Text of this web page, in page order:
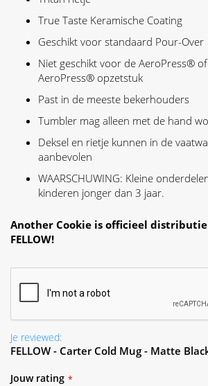
True Taste Keramische Coating
Geschikt voor standaard Pour-Over
Niet geschikt voor de AeroPress®
AeroPress® opzetstuk
Past in de meeste bekerhouders
Tumbler mag alleen met de hand
Deksel en rietje kunnen in de
aanbevolen
WAARSCHUWING: Kleine
kinderen jonger dan 3 jaar.
Another Cookie is officieel
FELLOW!
Je reviewed:
FELLOW - Carter Cold Mug - Matte
Jouw rating